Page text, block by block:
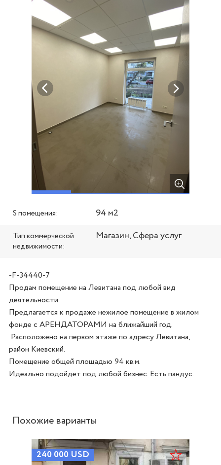
S помещения: 94 м2
Тип коммерческой
недвижимости:
Магазин, Сфера услуг
-F-34440-7
Продам помещение на Левитана под любой вид
деятельности
Предлагается к продаже нежилое помещение в жилом
фонде с АРЕНДАТОРАМИ на ближайший год.
район Киевский.
Помещение общей площадью 94 кв.м.
Похожие варианты
240 000 USD